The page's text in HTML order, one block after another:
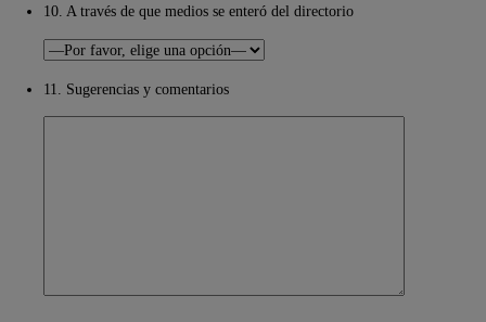
10. A través de que medios se enteró del directorio
11. Sugerencias y comentarios